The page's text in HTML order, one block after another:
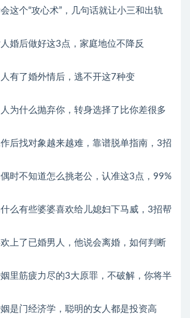
这个“攻心术”，几句话就让小三和出轨
婚后做好这3点，家庭地位不降反
有了婚外情后，逃不开这7种变
为什么抛弃你，转身选择了比你差很多
后找对象越来越难，靠谱脱单指南，3招
时不知道怎么挑老公，认准这3点，99%
么有些婆婆喜欢给儿媳妇下马威，3招帮
上了已婚男人，他说会离婚，如何判断
里筋疲力尽的3大原罪，不破解，你将半
是门经济学，聪明的女人都是投资高